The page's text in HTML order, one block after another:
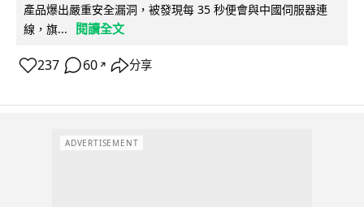
產品爆出嚴重安全漏洞，被發現每 35 秒便會與中國伺服器連
線，旗...
閱讀全文
237 60 ↗ 分享
ADVERTISEMENT